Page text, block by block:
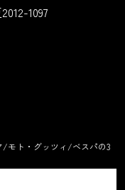
1097
/モト・グッツィ/ベスパの3